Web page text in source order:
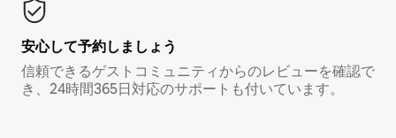
安心して予約しましょう
信頼できるゲストコミュニティからのレビューを確認で
き、24時間365日対応のサポートも付いています。